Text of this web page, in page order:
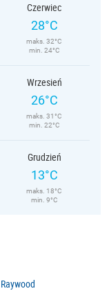
Czerwiec
28°C
maks. 32°C
min. 24°C
Wrzesień
26°C
maks. 31°C
min. 22°C
Grudzień
13°C
maks. 18°C
min. 9°C